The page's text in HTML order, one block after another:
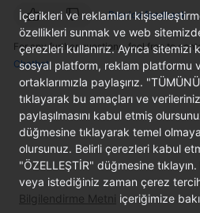
FAQs
Videos
More
Documents
General
Reference
Glossary
Provide feedback
For any further questions, feel free to
Chatbot
İçerikleri ve reklamları
özellikleri sunmak ve web
çerezleri kullanırız. Ayrıca sitemizi
sosyal platform, reklam platformu
ortaklarımızla paylaşırız.
tıklayarak bu amaçları ve
paylaşılmasını kabul etmiş
düğmesine tıklayarak temel
olursunuz. Belirli çerezleri kabul
"ÖZELLEŞTİR" düğmesine
veya istediğiniz zaman çerez
Bilgilendirme Metni içeriğimize